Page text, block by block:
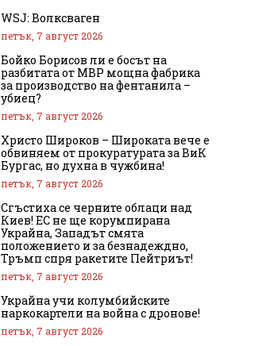
WSJ: Волксваген
петък, 7 август 2026
Бойко Борисов ли е босът на
разбитата от МВР мощна фабрика
за производство на фентанила –
убиец?
петък, 7 август 2026
Христо Широков – Широката вече е
обвиняем от прокуратурата за ВиК
Бургас, но духна в чужбина!
петък, 7 август 2026
Сгъстиха се черните облаци над
Киев! ЕС не ще корумпирана
Украйна, Западът смята
положението и за безнадеждно,
Тръмп спря ракетите Пейтриът!
петък, 7 август 2026
Украйна учи колумбийските
наркокартели на война с дронове!
петък, 7 август 2026